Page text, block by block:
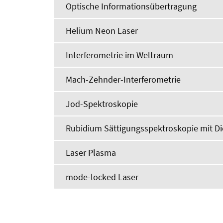
Optische Informationsübertragung
Helium Neon Laser
Interferometrie im Weltraum
Mach-Zehnder-Interferometrie
Jod-Spektroskopie
Rubidium Sättigungsspektroskopie mit
Laser Plasma
mode-locked Laser